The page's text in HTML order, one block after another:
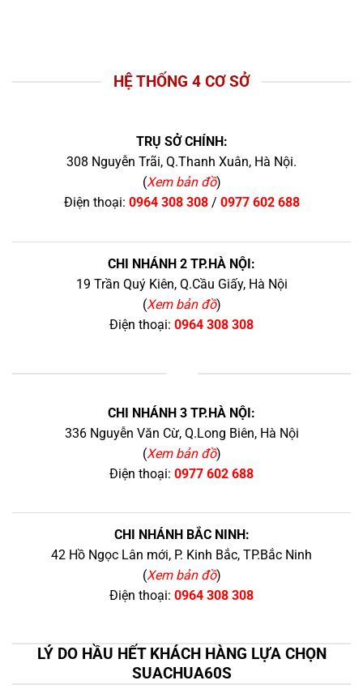
HỆ THỐNG 4 CƠ SỞ
TRỤ SỞ CHÍNH:
308 Nguyễn Trãi, Q.Thanh Xuân, Hà Nội.
(Xem bản đồ)
Điện thoại: 0964 308 308/ 0977 602 688
CHI NHÁNH 2 TP.HÀ NỘI:
19 Trần Quý Kiên, Q.Cầu Giấy, Hà Nội
(Xem bản đồ)
Điện thoại: 0964 308 308
CHI NHÁNH 3 TP.HÀ NỘI:
336 Nguyễn Văn Cừ, Q.Long Biên, Hà Nội
(Xem bản đồ)
Điện thoại: 0977 602 688
CHI NHÁNH BẮC NINH:
42 Hồ Ngọc Lân mới, P. Kinh Bắc, TP.Bắc Ninh
(Xem bản đồ)
Điện thoại: 0964 308 308
LÝ DO HẦU HẾT KHÁCH HÀNG LỰA CHỌN
SUACHUA60S